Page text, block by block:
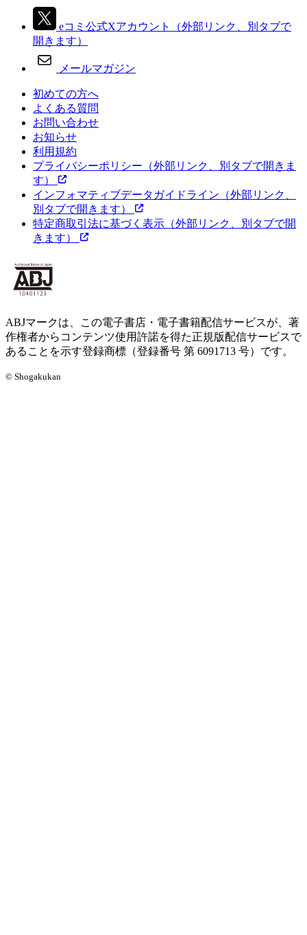
eコミ公式Xアカウント
（外部リンク、別タブで
開きます）
メールマガジン
初めての方へ
よくある質問
お問い合わせ
お知らせ
利用規約
プライバシーポリシー （外部リンク、別タブで開きま
す）
インフォマティブデータガイドライン （外部リンク、
別タブで開きます）
特定商取引法に基づく表示 （外部リンク、別タブで開
きます）
ABJマークは、この電子書店・電子書籍配信サービスが、著
作権者からコンテンツ使用許諾を得た正規版配信サービスで
あることを示す登録商標（登録番号 第 6091713 号）です。
© Shogakukan